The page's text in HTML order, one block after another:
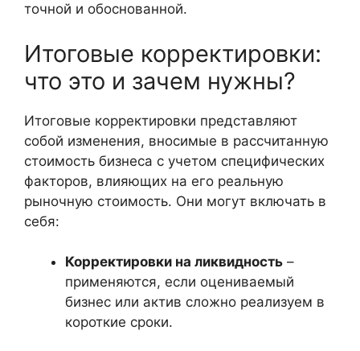
точной и обоснованной.
Итоговые корректировки:
что это и зачем нужны?
Итоговые корректировки представляют
собой изменения, вносимые в рассчитанную
стоимость бизнеса с учетом специфических
факторов, влияющих на его реальную
рыночную стоимость. Они могут включать в
себя:
Корректировки на ликвидность –
применяются, если оцениваемый
бизнес или актив сложно реализуем в
короткие сроки.